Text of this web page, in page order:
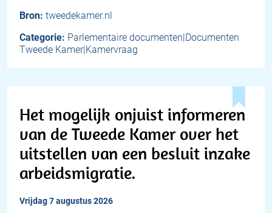
Bron: tweedekamer.nl
Categorie: Parlementaire documenten|Documenten
Tweede Kamer|Kamervraag
Het mogelijk onjuist informeren
van de Tweede Kamer over het
uitstellen van een besluit inzake
arbeidsmigratie.
vrijdag 7 augustus 2026